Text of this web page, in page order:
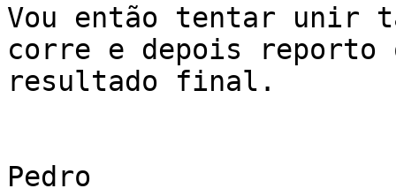
Vou então tentar unir
corre e depois reporto
resultado final.
Pedro